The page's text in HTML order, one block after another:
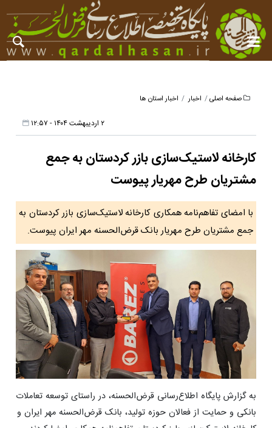
صفحه اصلی اخبار اخبار استان ها
۲ اردیبهشت ۱۴۰۴ - ۱۲:۵۷
کارخانه لاستیک‌سازی بازر کردستان به جمع
مشتریان طرح مهریار پیوست
با امضای تفاهم‌نامه همکاری کارخانه لاستیک‌سازی بازر کردستان به
جمع مشتریان طرح مهریار بانک قرض‌الحسنه مهر ایران پیوست.
به گزارش پایگاه اطلاع‌رسانی قرض‌الحسنه، در راستای توسعه تعاملات
بانکی و حمایت از فعالان حوزه تولید، بانک قرض‌الحسنه مهر ایران و